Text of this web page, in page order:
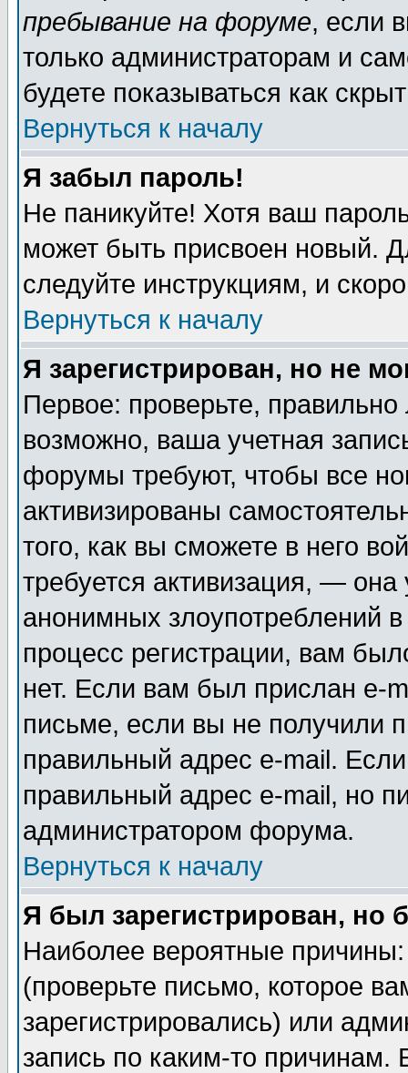
пребывание на форуме, если
только администраторам и
будете показываться как
Вернуться к началу
Я забыл пароль!
Не паникуйте! Хотя ваш
может быть присвоен новый.
следуйте инструкциям, и
Вернуться к началу
Я зарегистрирован, но не
Первое: проверьте,
возможно, ваша учетная
форумы требуют, чтобы все
активизированы
того, как вы сможете в него
требуется активизация, —
анонимных злоупотреблений
процесс регистрации, вам
нет. Если вам был прислан e-
письме, если вы не получили
правильный адрес e-mail.
правильный адрес e-mail, но
администратором форума.
Вернуться к началу
Я был зарегистрирован, но
Наиболее вероятные
(проверьте письмо, которое
зарегистрировались) или
запись по каким-то